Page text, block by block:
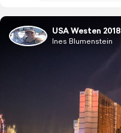
USA Westen 2018
Ines Blumenstein